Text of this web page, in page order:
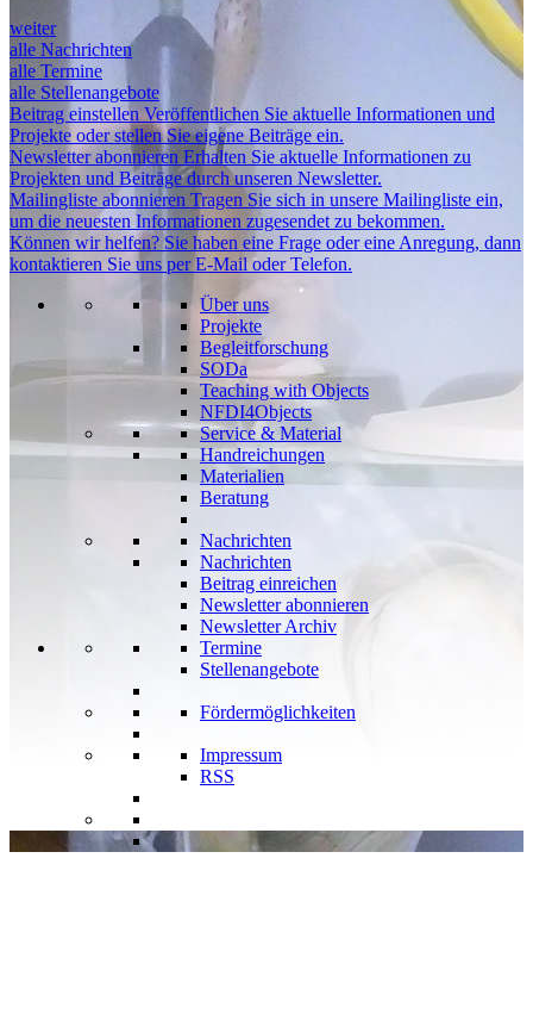
weiter
alle Nachrichten
alle Termine
alle Stellenangebote
Beitrag einstellen Veröffentlichen Sie aktuelle Informationen und
Projekte oder stellen Sie eigene Beiträge ein.
Newsletter abonnieren Erhalten Sie aktuelle Informationen zu
Projekten und Beiträge durch unseren Newsletter.
Mailingliste abonnieren Tragen Sie sich in unsere Mailingliste ein,
um die neuesten Informationen zugesendet zu bekommen.
Können wir helfen? Sie haben eine Frage oder eine Anregung, dann
kontaktieren Sie uns per E-Mail oder Telefon.
Über uns
Projekte
Begleitforschung
SODa
Teaching with Objects
NFDI4Objects
Service & Material
Handreichungen
Materialien
Beratung
Nachrichten
Nachrichten
Beitrag einreichen
Newsletter abonnieren
Newsletter Archiv
Termine
Stellenangebote
Fördermöglichkeiten
Impressum
RSS